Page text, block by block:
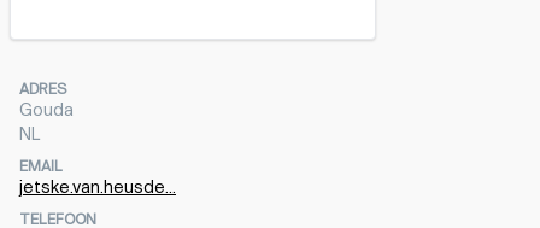
ADRES
Gouda
NL
EMAIL
jetske.van.heusde...
TELEFOON